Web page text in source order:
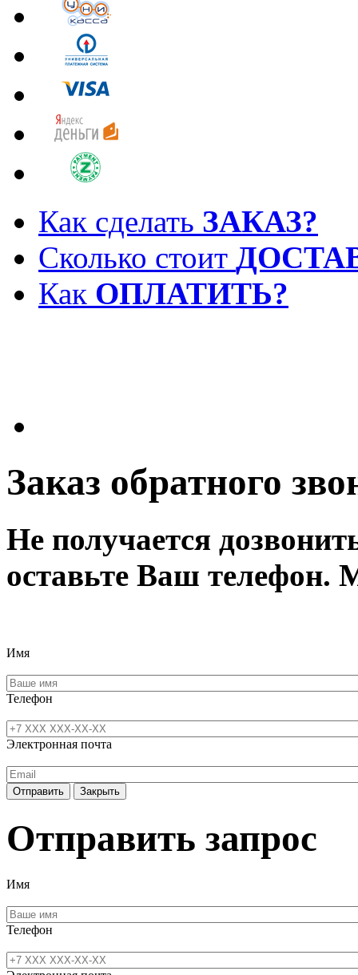
Как сделать ЗАКАЗ?
Сколько стоит
Как ОПЛАТИТЬ?
Заказ обратного
Не получается
оставьте Ваш
Имя
Телефон
Электронная почта
Отправить Закрыть
Отправить запрос
Имя
Телефон